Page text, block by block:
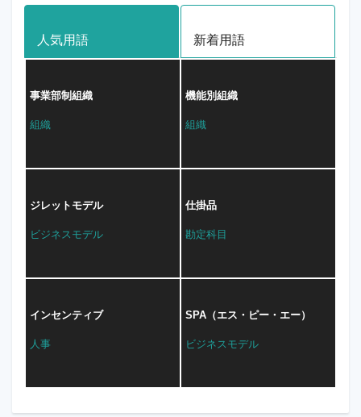
人気用語 新着用語
事業部制組織
組織
機能別組織
組織
ジレットモデル
ビジネスモデル
仕掛品
勘定科目
インセンティブ
人事
SPA（エス・ピー・エー）
ビジネスモデル